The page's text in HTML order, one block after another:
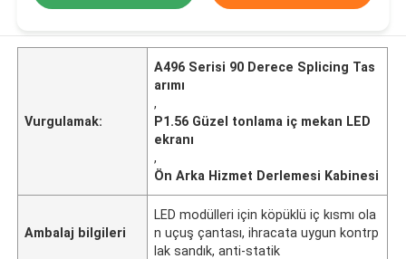
ÜRüN AçıKLAMASı
Vurgulamak:
A496 Serisi 90 Derece Splicing Tas
arımı
,
P1.56 Güzel tonlama iç mekan LED
ekranı
,
Ön Arka Hizmet Derlemesi Kabinesi
Ambalaj bilgileri
LED modülleri için köpüklü iç kısmı ola
n uçuş çantası, ihracata uygun kontrp
lak sandık, anti-statik